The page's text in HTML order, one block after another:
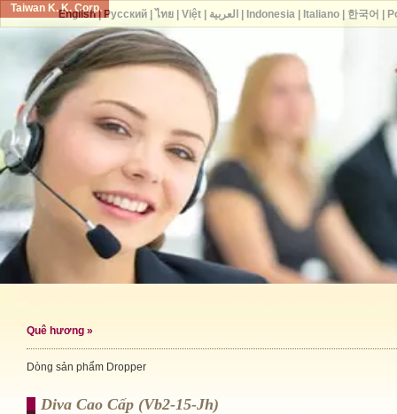
Taiwan K. K. Corp.
Quê hương »
Dòng sản phẩm Dropper
Diva Cao Cấp (vb2-15-Jh)
English| Русский| ไทย| Việt| العربية Indonesia| Italiano| 한국어